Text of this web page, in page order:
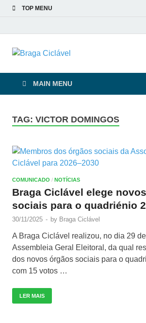
TOP MENU
Braga
MAIN MENU
TAG: VICTOR DOMINGOS
COMUNICADO / NOTÍCIAS
Braga Ciclável elege
sociais para o quadriénio
30/11/2025 - by Braga Ciclável
A Braga Ciclável realizou, no dia 29
Assembleia Geral Eleitoral, da qual
dos novos órgãos sociais para o
com 15 votos …
LER MAIS